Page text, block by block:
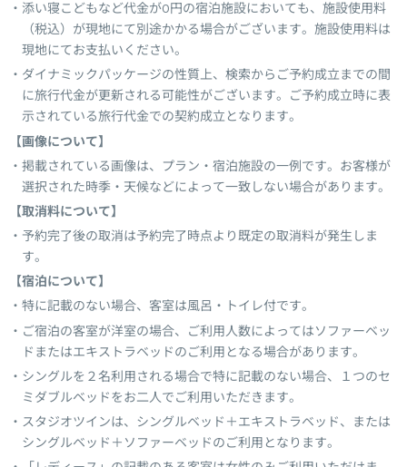
添い寝こどもなど代金が0円の宿泊施設においても、施設使用料
（税込）が現地にて別途かかる場合がございます。施設使用料は
現地にてお支払いください。
ダイナミックパッケージの性質上、検索からご予約成立までの間
に旅行代金が更新される可能性がございます。ご予約成立時に表
示されている旅行代金での契約成立となります。
【画像について】
掲載されている画像は、プラン・宿泊施設の一例です。お客様が
選択された時季・天候などによって一致しない場合があります。
【取消料について】
予約完了後の取消は予約完了時点より既定の取消料が発生しま
す。
【宿泊について】
特に記載のない場合、客室は風呂・トイレ付です。
ご宿泊の客室が洋室の場合、ご利用人数によってはソファーベッ
ドまたはエキストラベッドのご利用となる場合があります。
シングルを２名利用される場合で特に記載のない場合、１つのセ
ミダブルベッドをお二人でご利用いただきます。
スタジオツインは、シングルベッド＋エキストラベッド、または
シングルベッド＋ソファーベッドのご利用となります。